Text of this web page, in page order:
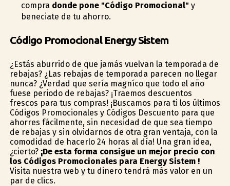
compra donde pone "Código Promocional"y
beneficiate de tu ahorro.
Código Promocional Energy Sistem
¿Estás aburrido de que jamás vuelvan la temporada de
rebajas? ¿Las rebajas de temporada parecen no llegar
nunca? ¿Verdad que sería magnífico que todo el año
fuese periodo de rebajas? ¡Traemos descuentos
frescos para tus compras! ¡Buscamos para ti los últimos
Códigos Promocionales y Códigos Descuento para que
ahorres fácilmente, sin necesidad de que sea tiempo
de rebajas y sin olvidarnos de otra gran ventaja, con la
comodidad de hacerlo 24 horas al día! Una gran idea,
¿cierto? ¡De esta forma consigue un mejor precio con
los Códigos Promocionales para Energy Sistem !
Visita nuestra web y tu dinero tendrá más valor en un
par de clics.